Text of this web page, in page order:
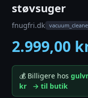
støvsuger
fnugfri.dk
2.999,00
💰 Billigere hos
kr
→ til butik